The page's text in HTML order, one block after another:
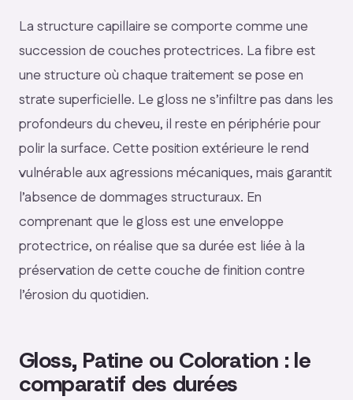
La structure capillaire se comporte comme une
succession de couches protectrices. La fibre est
une structure où chaque traitement se pose en
strate superficielle. Le gloss ne s’infiltre pas dans les
profondeurs du cheveu, il reste en périphérie pour
polir la surface. Cette position extérieure le rend
vulnérable aux agressions mécaniques, mais garantit
l’absence de dommages structuraux. En
comprenant que le gloss est une enveloppe
protectrice, on réalise que sa durée est liée à la
préservation de cette couche de finition contre
l’érosion du quotidien.
Gloss, Patine ou Coloration : le
comparatif des durées